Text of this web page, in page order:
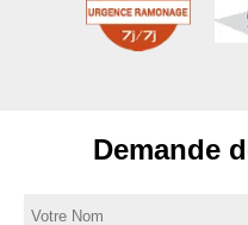
Demande